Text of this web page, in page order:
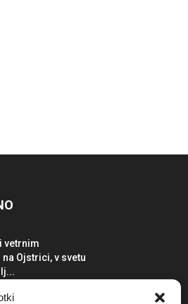
vetrnim
Ojstrici, v svetu